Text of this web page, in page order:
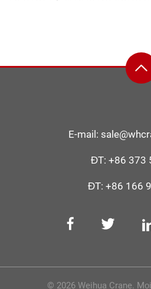
E-mail:
ĐT: +86 373
ĐT: +86 166
© 2026 Weihua Crane.